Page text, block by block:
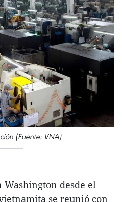
(Fuente: VNA)
Washington desde el
se reunió con